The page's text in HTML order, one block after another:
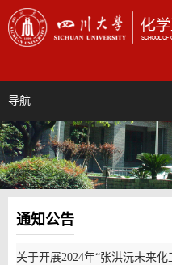
导航
通知公告